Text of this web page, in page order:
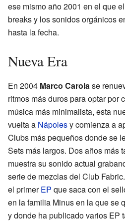
ese mismo año 2001 en el que
breaks y los sonidos orgánicos
hasta la fecha.
Nueva Era
En 2004 Marco Carolase
ritmos más duros para optar por
música más minimalista, esta
vuelta a Nápolesy comienza a
Clubs más pequeños donde se
Sets más largos. Dos años más
muestra su sonido actual
serie de mezclas del Club
el primerEP que saca con el
en la familia Minus en la que se
y donde ha publicado varios EP